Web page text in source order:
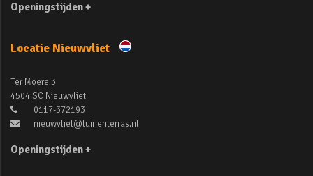
Openingstijden +
Locatie Nieuwvliet
Ter Moere 3
4504 SC Nieuwvliet
0117-372193
nieuwvliet@tuinenterras.nl
Openingstijden +